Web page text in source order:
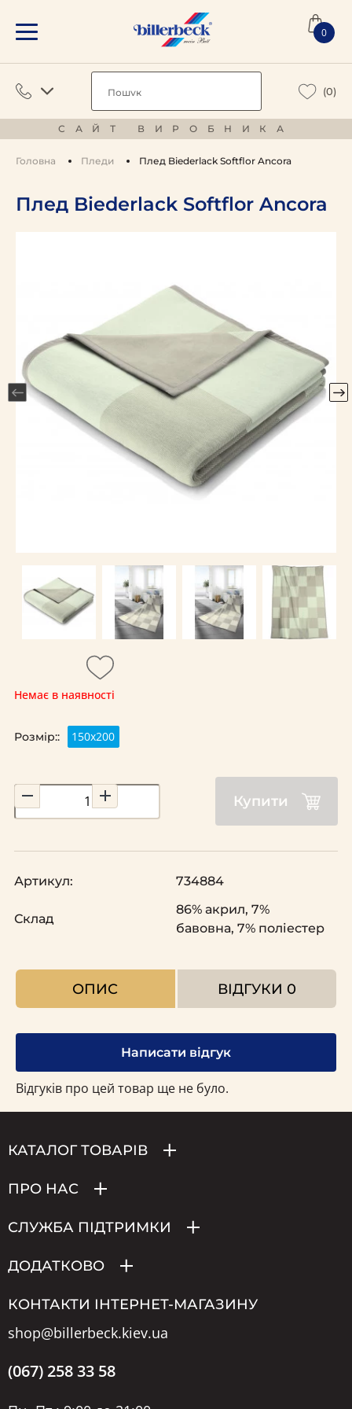
0
(0)
САЙТ ВИРОБНИКА
Головна Пледи Плед Biederlack Softflor Ancora
Плед Biederlack Softflor Ancora
Немає в наявності
Розмір:: 150х200
Купити
Артикул: 734884
Склад
86% акрил, 7%
бавовна, 7% поліестер
ОПИС ВІДГУКИ 0
Написати відгук
Відгуків про цей товар ще не було.
КАТАЛОГ ТОВАРІВ
ПРО НАС
СЛУЖБА ПІДТРИМКИ
ДОДАТКОВО
КОНТАКТИ ІНТЕРНЕТ-МАГАЗИНУ
shop@billerbeck.kiev.ua
(067) 258 33 58